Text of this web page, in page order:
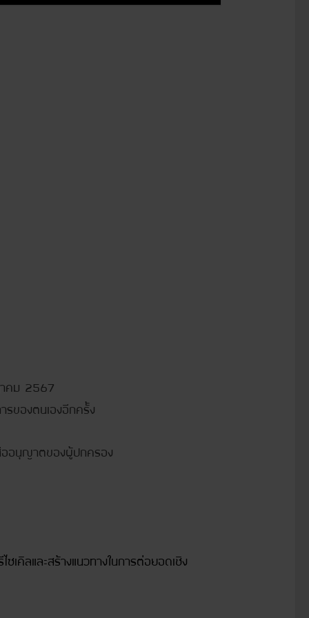
าคม 2567
รของตนเองอีกครั้ง
ออนุญาตของผู้ปกครอง
งแนวทางในการต่อยอดเชิง